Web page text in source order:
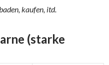
kaufen, itd.
(starke